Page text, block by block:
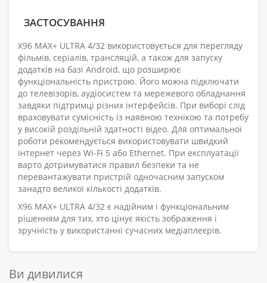
ЗАСТОСУВАННЯ
X96 MAX+ ULTRA 4/32 використовується для перегляду
фільмів, серіалів, трансляцій, а також для запуску
додатків на базі Android, що розширює
функціональність пристрою. Його можна підключати
до телевізорів, аудіосистем та мережевого обладнання
завдяки підтримці різних інтерфейсів. При виборі слід
враховувати сумісність із наявною технікою та потребу
у високій роздільній здатності відео. Для оптимальної
роботи рекомендується використовувати швидкий
інтернет через Wi-Fi 5 або Ethernet. При експлуатації
варто дотримуватися правил безпеки та не
перевантажувати пристрій одночасним запуском
занадто великої кількості додатків.
X96 MAX+ ULTRA 4/32 є надійним і функціональним
рішенням для тих, хто цінує якість зображення і
зручність у використанні сучасних медіаплеєрів.
Ви дивилися